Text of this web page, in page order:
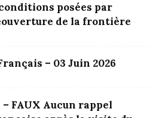
posées par
de la frontière
– 03 Juin 2026
FAUX Aucun rappel